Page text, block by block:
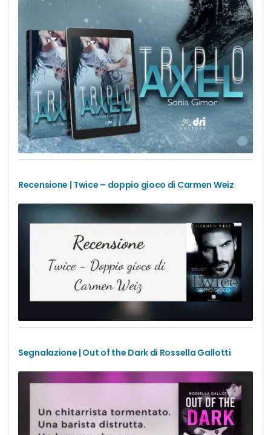
Recensione | Twice – doppio gioco di Carmen Weiz
Segnalazione | Out of the Dark di Rossella Gallotti